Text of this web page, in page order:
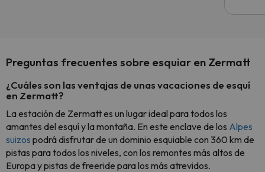
Preguntas frecuentes sobre esquiar en Zermatt
¿Cuáles son las ventajas de unas vacaciones de esquí
en Zermatt?
La estación de Zermatt es un lugar ideal para todos los
amantes del esquí y la montaña. En este enclave de los Alpes
suizos podrá disfrutar de un dominio esquiable con 360 km de
pistas para todos los niveles, con los remontes más altos de
Europa y pistas de freeride para los más atrevidos.